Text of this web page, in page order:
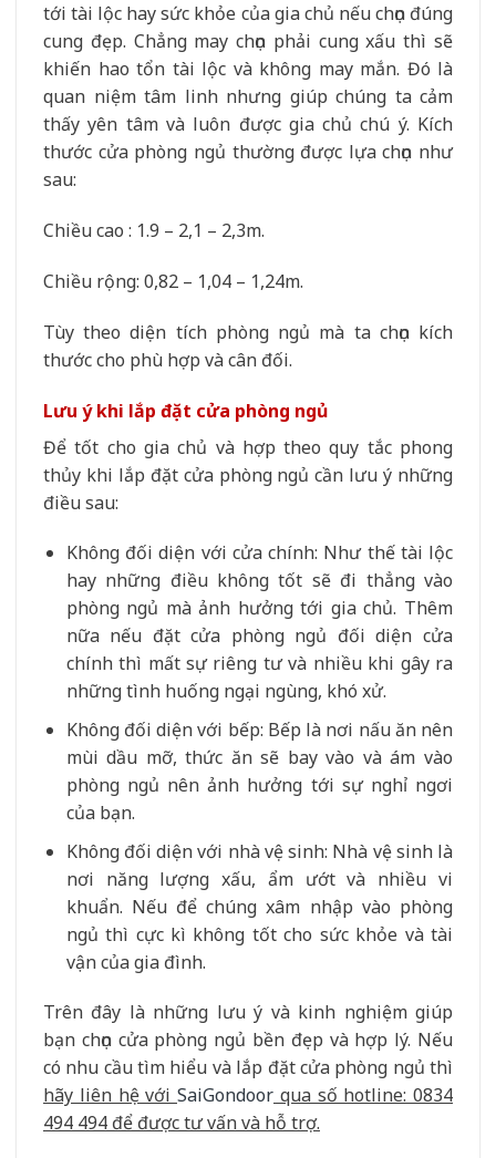
tới tài lộc hay sức khỏe của gia chủ nếu chọn đúng
cung đẹp. Chẳng may chọn phải cung xấu thì sẽ
khiến hao tổn tài lộc và không may mắn. Đó là
quan niệm tâm linh nhưng giúp chúng ta cảm
thấy yên tâm và luôn được gia chủ chú ý. Kích
thước cửa phòng ngủ thường được lựa chọn như
sau:
Chiều cao : 1.9 – 2,1 – 2,3m.
Chiều rộng: 0,82 – 1,04 – 1,24m.
Tùy theo diện tích phòng ngủ mà ta chọn kích
thước cho phù hợp và cân đối.
Lưu ý khi lắp đặt cửa phòng ngủ
Để tốt cho gia chủ và hợp theo quy tắc phong
thủy khi lắp đặt cửa phòng ngủ cần lưu ý những
điều sau:
Không đối diện với cửa chính: Như thế tài lộc
hay những điều không tốt sẽ đi thẳng vào
phòng ngủ mà ảnh hưởng tới gia chủ. Thêm
nữa nếu đặt cửa phòng ngủ đối diện cửa
chính thì mất sự riêng tư và nhiều khi gây ra
những tình huống ngại ngùng, khó xử.
Không đối diện với bếp: Bếp là nơi nấu ăn nên
mùi dầu mỡ, thức ăn sẽ bay vào và ám vào
phòng ngủ nên ảnh hưởng tới sự nghỉ ngơi
của bạn.
Không đối diện với nhà vệ sinh: Nhà vệ sinh là
nơi năng lượng xấu, ẩm ướt và nhiều vi
khuẩn. Nếu để chúng xâm nhập vào phòng
ngủ thì cực kì không tốt cho sức khỏe và tài
vận của gia đình.
Trên đây là những lưu ý và kinh nghiệm giúp
bạn chọn cửa phòng ngủ bền đẹp và hợp lý. Nếu
có nhu cầu tìm hiểu và lắp đặt cửa phòng ngủ thì
hãy liên hệ với SaiGondoor qua số hotline: 0834
494 494 để được tư vấn và hỗ trợ.